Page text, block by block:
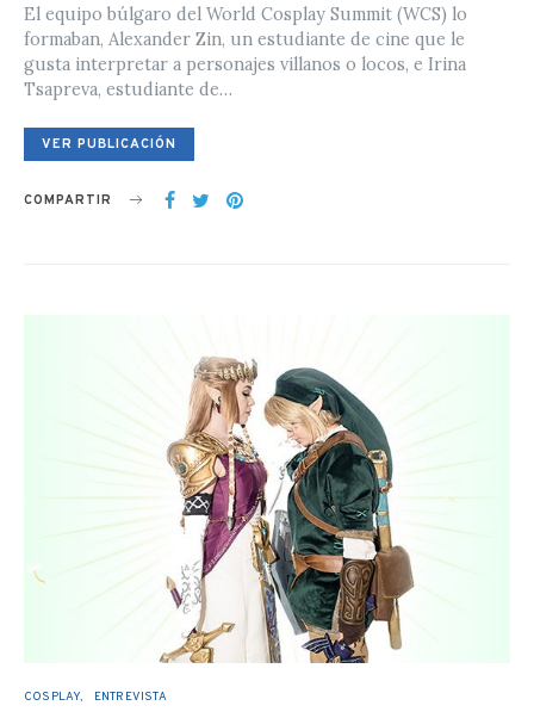
El equipo búlgaro del World Cosplay Summit (WCS) lo
formaban, Alexander Zin, un estudiante de cine que le
gusta interpretar a personajes villanos o locos, e Irina
Tsapreva, estudiante de…
VER PUBLICACIÓN
COMPARTIR
COSPLAY ENTREVISTA